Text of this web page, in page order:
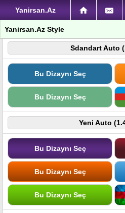
Yanirsan.Az
Yanirsan.Az Style
Sdandart Auto
Bu Dizaynı Seç
Bu Dizaynı Seç
Yeni Auto
Bu Dizaynı Seç
Bu Dizaynı Seç
Bu Dizaynı Seç